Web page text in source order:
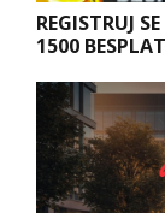
REGISTRUJ
1500